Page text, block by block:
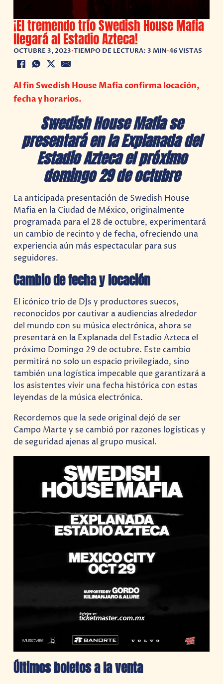
¡El tremendo trío Swedish House Mafia
llegará al Estadio Azteca!
OCTUBRE 3, 2023•TIEMPO DE LECTURA: 3 MIN•46 VISTAS
Al fin Swedish House Mafia confirma locación,
fecha y horarios.
Swedish House Mafia se
presentará en la Explanada del
Estadio Azteca el próximo
domingo 29 de octubre
La anticipada presentación de Swedish House
Mafia en la Ciudad de México, originalmente
programada para el 28 de octubre, experimentará
un cambio de recinto y de fecha, ofreciendo una
experiencia aún más espectacular para sus
seguidores.
Cambio de fecha y locación
El icónico trío de DJs y productores suecos,
reconocidos por cautivar a audiencias alrededor
del mundo con su música electrónica, ahora se
presentará en la Explanada del Estadio Azteca el
próximo Domingo 29 de octubre. Este cambio
permitirá no solo un espacio privilegiado, sino
también una logística impecable que garantizará a
los asistentes vivir una fecha histórica con estas
leyendas de la música electrónica.
Recordemos que la sede original dejó de ser
Campo Marte y se cambió por razones logísticas y
de seguridad ajenas al grupo musical.
Últimos boletos a la venta